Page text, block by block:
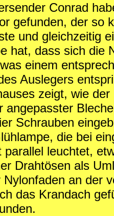
Conrad
gefunden, der so
und gleichzeitig
hat, dass sich die
einem
Auslegers
zeigt, wie der
angepasster
Schrauben
die bei
parallel leuchtet,
Drahtösen als
an der
das Krandach